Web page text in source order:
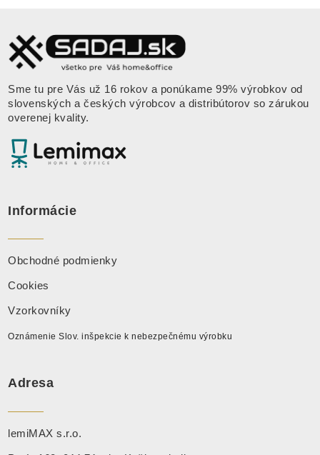
Sme tu pre Vás už 16 rokov a ponúkame 99% výrobkov od
slovenských a českých výrobcov a distribútorov so zárukou
overenej kvality.
Informácie
Obchodné podmienky
Cookies
Vzorkovníky
Oznámenie Slov. inšpekcie k nebezpečnému výrobku
Adresa
lemiMAX s.r.o.